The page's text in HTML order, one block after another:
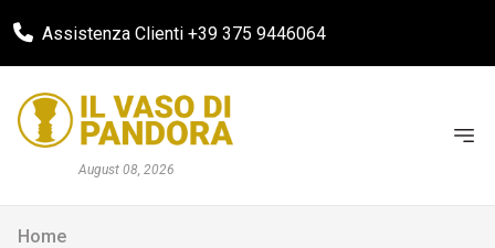
Assistenza Clienti +39 375 9446064
August 08, 2026
Home